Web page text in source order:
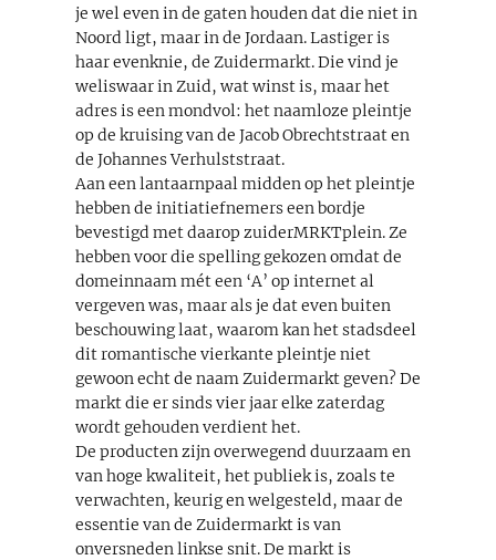
je wel even in de gaten houden dat die niet in
Noord ligt, maar in de Jordaan. Lastiger is
haar evenknie, de Zuidermarkt. Die vind je
weliswaar in Zuid, wat winst is, maar het
adres is een mondvol: het naamloze pleintje
op de kruising van de Jacob Obrechtstraat en
de Johannes Verhulststraat.
Aan een lantaarnpaal midden op het pleintje
hebben de initiatiefnemers een bordje
bevestigd met daarop zuiderMRKTplein. Ze
hebben voor die spelling gekozen omdat de
domeinnaam mét een ‘A’ op internet al
vergeven was, maar als je dat even buiten
beschouwing laat, waarom kan het stadsdeel
dit romantische vierkante pleintje niet
gewoon echt de naam Zuidermarkt geven? De
markt die er sinds vier jaar elke zaterdag
wordt gehouden verdient het.
De producten zijn overwegend duurzaam en
van hoge kwaliteit, het publiek is, zoals te
verwachten, keurig en welgesteld, maar de
essentie van de Zuidermarkt is van
onversneden linkse snit. De markt is